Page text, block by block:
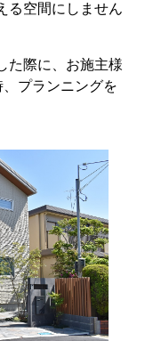
る空間にしません
た際に、お施主様
、プランニングを